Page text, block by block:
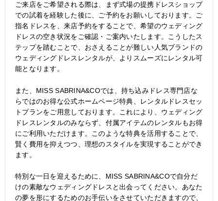
ご来店をご希望される際は、まず式場の提携ドレスショップ
での試着を経験した後に、ご予約をお願いしております。ご
指名ドレスを、来店予約をすることで、希望のウェディング
ドレスの空き状況をご確認・ご案内いたします。こうしたス
テップを踏むことで、おさえることが難しい人気ブランドの
ウェディングドレスレンタルが、よりスムーズにレンタル可
能となります。
また、MISS SABRINA&COでは、持ち込みドレス専門店な
らではのお得な公式ホームページ特典、レンタルドレスセッ
トプランをご用意しております。これにより、ウェディング
ドレスレンタルのみならず、付属アイテムのレンタルもお得
にご利用いただけます。このような特典を活用することで、
賢く費用を抑えつつ、理想のスタイルを実現することができ
ます。
特別な一日を迎えるために、MISS SABRINA&COで自分だ
けの素敵なウェディングドレスと出会ってください。あなた
の夢を形にするためのお手伝いをさせていただきますので、